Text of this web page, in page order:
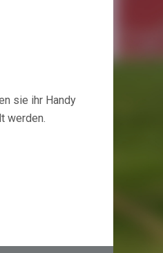
sie ihr Handy
werden.